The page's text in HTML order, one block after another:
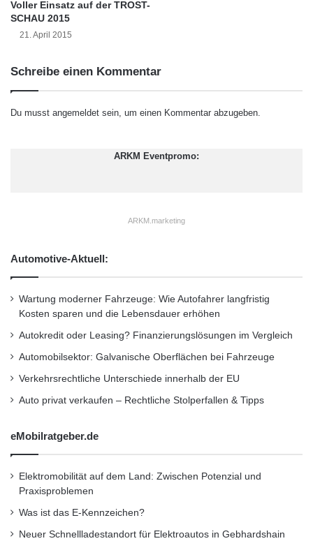
Kofferraum aus fernentriegelt um. So lässt
sich beispielsweise auch Sportgerät bis knapp
einem Volumen von 750 Litern bei
Blicke auf sich. (Foto: Opel)
Top-Ausstattung …
feine Cabrio serienmäßig über zahlreiche
e
r
e
r
g
Voller Einsatz auf der TROST-
SCHAU 2015
21. April 2015
Schreibe einen Kommentar
Du musst angemeldet sein, um einen Kommentar abzugeben.
ARKM Eventpromo:
ARKM.marketing
Automotive-Aktuell:
Wartung moderner Fahrzeuge: Wie Autofahrer langfristig
Kosten sparen und die Lebensdauer erhöhen
Autokredit oder Leasing? Finanzierungslösungen im Vergleich
Automobilsektor: Galvanische Oberflächen bei Fahrzeuge
Verkehrsrechtliche Unterschiede innerhalb der EU
Auto privat verkaufen – Rechtliche Stolperfallen & Tipps
eMobilratgeber.de
Elektromobilität auf dem Land: Zwischen Potenzial und
Praxisproblemen
Was ist das E-Kennzeichen?
Neuer Schnellladestandort für Elektroautos in Gebhardshain